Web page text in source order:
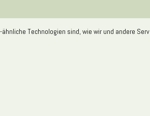
Technologien sind, wie wir und andere